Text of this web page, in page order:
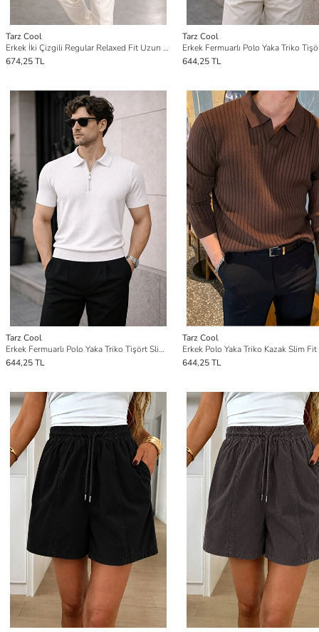
Tarz Cool
Erkek İki Çizgili Regular Relaxed Fit Uzun Kollu Gömlek
674,25 TL
Tarz Cool
644,25 TL
Tarz Cool
Erkek Fermuarlı Polo Yaka Triko Tişört Slim Fit Dokulu Yazlık Casual
644,25 TL
Tarz Cool
Erkek Polo Yaka Triko Kazak Slim
644,25 TL